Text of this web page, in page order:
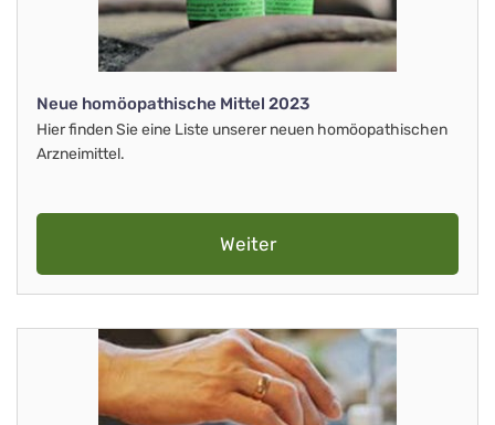
Neue homöopathische Mittel 2023
Hier finden Sie eine Liste unserer neuen homöopathischen
Arzneimittel.
Weiter